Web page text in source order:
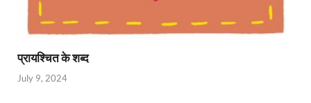
प्रायश्चित के शब्द
July 9, 2024